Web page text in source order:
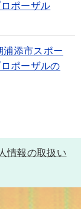
ポーザル
浦添市スポー
ポーザルの
情報の取扱い